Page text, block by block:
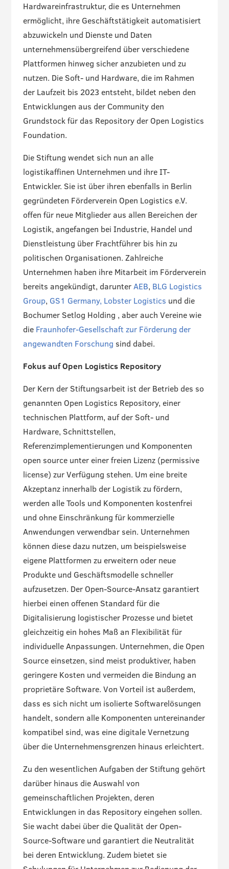
Hardwareinfrastruktur, die es Unternehmen
ermöglicht, ihre Geschäftstätigkeit automatisiert
abzuwickeln und Dienste und Daten
unternehmensübergreifend über verschiedene
Plattformen hinweg sicher anzubieten und zu
nutzen. Die Soft- und Hardware, die im Rahmen
der Laufzeit bis 2023 entsteht, bildet neben den
Entwicklungen aus der Community den
Grundstock für das Repository der Open Logistics
Foundation.
Die Stiftung wendet sich nun an alle
logistikaffinen Unternehmen und ihre IT-
Entwickler. Sie ist über ihren ebenfalls in Berlin
gegründeten Förderverein Open Logistics e.V.
offen für neue Mitglieder aus allen Bereichen der
Logistik, angefangen bei Industrie, Handel und
Dienstleistung über Frachtführer bis hin zu
politischen Organisationen. Zahlreiche
Unternehmen haben ihre Mitarbeit im Förderverein
bereits angekündigt, darunterAEB, BLG Logistics
Group, GS1 Germany, Lobster Logistics und die
Bochumer Setlog Holding , aber auch Vereine wie
die Fraunhofer-Gesellschaft zur Förderung der
angewandten Forschung sind dabei.
Fokus auf Open Logistics Repository
Der Kern der Stiftungsarbeit ist der Betrieb des so
genannten Open Logistics Repository, einer
technischen Plattform, auf der Soft- und
Hardware, Schnittstellen,
Referenzimplementierungen und Komponenten
open source unter einer freien Lizenz (permissive
license) zur Verfügung stehen. Um eine breite
Akzeptanz innerhalb der Logistik zu fördern,
werden alle Tools und Komponenten kostenfrei
und ohne Einschränkung für kommerzielle
Anwendungen verwendbar sein. Unternehmen
können diese dazu nutzen, um beispielsweise
eigene Plattformen zu erweitern oder neue
Produkte und Geschäftsmodelle schneller
aufzusetzen. Der Open-Source-Ansatz garantiert
hierbei einen offenen Standard für die
Digitalisierung logistischer Prozesse und bietet
gleichzeitig ein hohes Maß an Flexibilität für
individuelle Anpassungen. Unternehmen, die Open
Source einsetzen, sind meist produktiver, haben
geringere Kosten und vermeiden die Bindung an
proprietäre Software. Von Vorteil ist außerdem,
dass es sich nicht um isolierte Softwarelösungen
handelt, sondern alle Komponenten untereinander
kompatibel sind, was eine digitale Vernetzung
über die Unternehmensgrenzen hinaus erleichtert.
Zu den wesentlichen Aufgaben der Stiftung gehört
darüber hinaus die Auswahl von
gemeinschaftlichen Projekten, deren
Entwicklungen in das Repository eingehen sollen.
Sie wacht dabei über die Qualität der Open-
Source-Software und garantiert die Neutralität
bei deren Entwicklung. Zudem bietet sie